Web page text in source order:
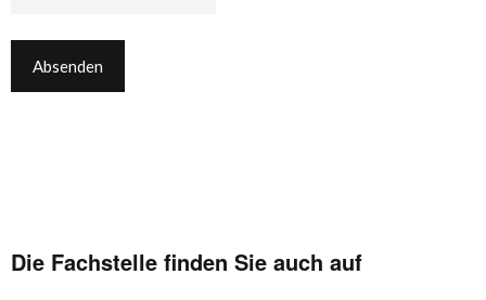
Die Fachstelle finden Sie auch auf